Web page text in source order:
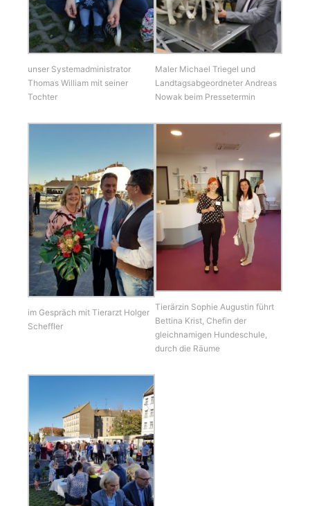
unser Systemadministrator
Thomas William mit seiner
Tochter
Maler Michael Triegel und
Landtagsabgeordneter Andreas
Nowak beim Pressetermin
im Gespräch mit Tierarzt Holger
Scheffler
Tierärzin Sophie Augustin führt
Bettina Krist, Chefin der
gleichnamigen Hundeschule,
durch die Räume